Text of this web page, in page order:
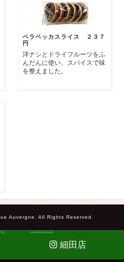
細田店
ベラベッカスライス ２３７
円
洋ナシとドライフルーツをふ
んだんに使い、スパイスで味
を整えました。
Auvergne. All Rights Reserved.
Template bys-hoshino.com